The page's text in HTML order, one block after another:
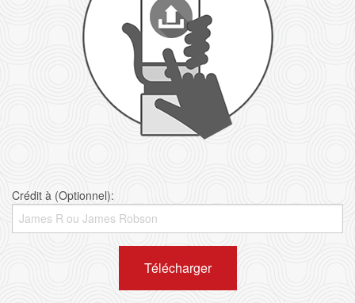
Crédit à (Optionnel):
Télécharger